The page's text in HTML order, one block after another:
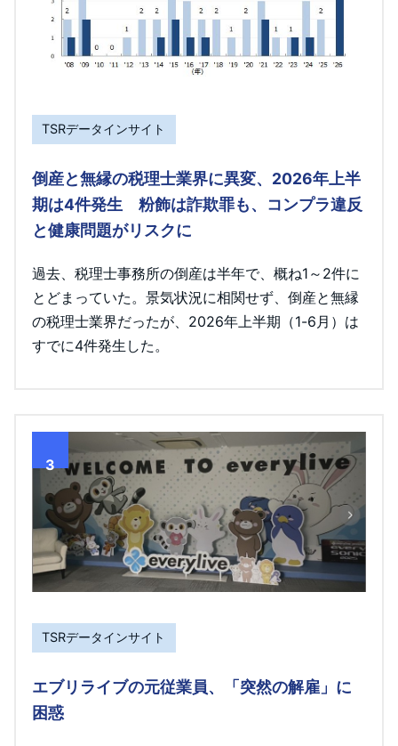
TSRデータインサイト
倒産と無縁の税理士業界に異変、2026年上半
期は4件発生 粉飾は詐欺罪も、コンプラ違反
と健康問題がリスクに
過去、税理士事務所の倒産は半年で、概ね1～2件に
とどまっていた。景気状況に相関せず、倒産と無縁
の税理士業界だったが、2026年上半期（1-6月）は
すでに4件発生した。
3
TSRデータインサイト
エブリライブの元従業員、「突然の解雇」に
困惑